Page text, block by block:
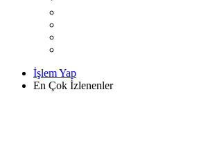
İşlem Yap
En Çok İzlenenler